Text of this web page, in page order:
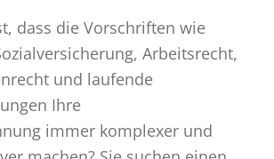
dass die Vorschriften wie
Arbeitsrecht,
und laufende
Ihre
immer komplexer und